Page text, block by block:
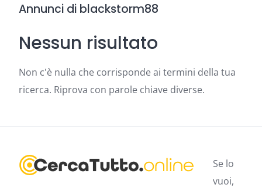
Annunci di blackstorm88
Nessun risultato
Non c'è nulla che corrisponde ai termini della tua
ricerca. Riprova con parole chiave diverse.
Se lo
vuoi,